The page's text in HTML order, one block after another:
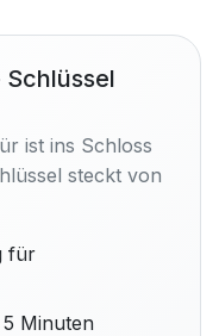
ist ins Schloss
steckt von
für
Minuten